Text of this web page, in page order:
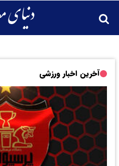
آخرین اخبار ورزشی